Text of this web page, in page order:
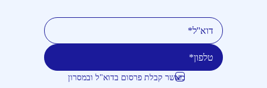
מאשר קבלת פרסום בדוא"ל ובמסרון